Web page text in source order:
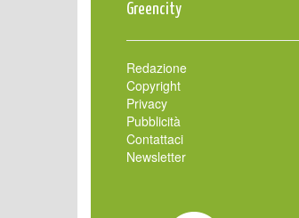
Greencity
Redazione
Copyright
Privacy
Pubblicità
Contattaci
Newsletter